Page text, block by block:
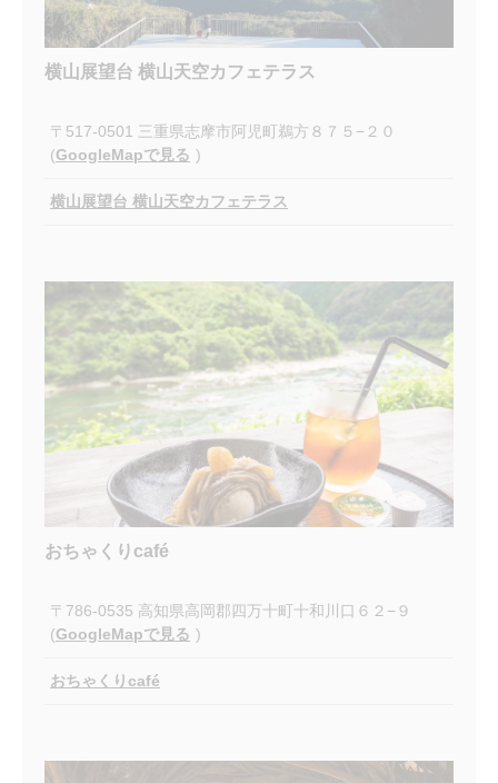
横山展望台 横山天空カフェテラス
〒517-0501 三重県志摩市阿児町鵜方８７５−２０
(GoogleMapで見る )
横山展望台 横山天空カフェテラス
おちゃくりcafé
〒786-0535 高知県高岡郡四万十町十和川口６２−９
(GoogleMapで見る )
おちゃくりcafé